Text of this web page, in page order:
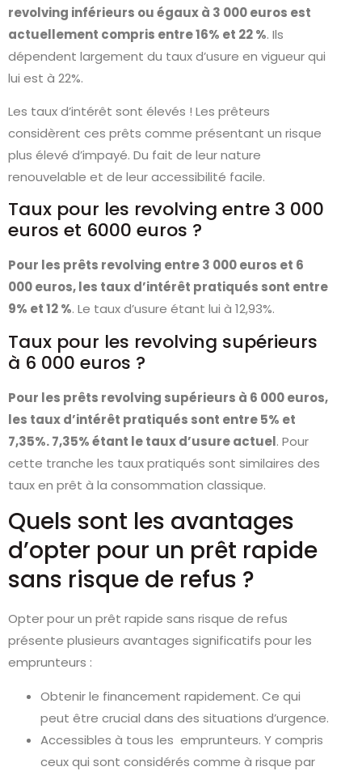
revolving inférieurs ou égaux à 3 000 euros est
actuellement compris entre 16% et 22 %. Ils
dépendent largement du taux d’usure en vigueur qui
lui est à 22%.
Les taux d’intérêt sont élevés ! Les prêteurs
considèrent ces prêts comme présentant un risque
plus élevé d’impayé. Du fait de leur nature
renouvelable et de leur accessibilité facile.
Taux pour les revolving entre 3 000
euros et 6000 euros ?
Pour les prêts revolving entre 3 000 euros et 6
000 euros, les taux d’intérêt pratiqués sont entre
9% et 12 %. Le taux d’usure étant lui à 12,93%.
Taux pour les revolving supérieurs
à 6 000 euros ?
Pour les prêts revolving supérieurs à 6 000 euros,
les taux d’intérêt pratiqués sont entre 5% et
7,35%. 7,35% étant le taux d’usure actuel. Pour
cette tranche les taux pratiqués sont similaires des
taux en prêt à la consommation classique.
Quels sont les avantages
d’opter pour un prêt rapide
sans risque de refus ?
Opter pour un prêt rapide sans risque de refus
présente plusieurs avantages significatifs pour les
emprunteurs :
Obtenir le financement rapidement. Ce qui
peut être crucial dans des situations d’urgence.
Accessibles à tous les emprunteurs. Y compris
ceux qui sont considérés comme à risque par